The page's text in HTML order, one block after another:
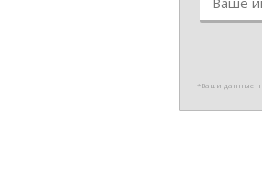
*Ваши данные